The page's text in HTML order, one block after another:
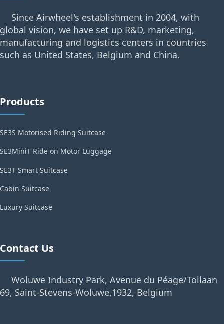
Since Airwheel's establishment in 2004, with
global vision, we have set up R&D, marketing,
manufacturing and logistics centers in countries
such as United States, Belgium and China.
Products
SE3S Motorised Riding Suitcase
SE3MiniT Ride on Motor Luggage
SE3T Smart Suitcase
Cabin Suitcase
Luxury Suitcase
Contact Us
Woluwe Industry Park, Avenue du Péage/Tollaan
69, Saint-Stevens-Woluwe,1932, Belgium